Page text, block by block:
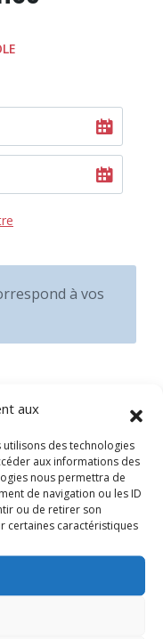
aux
des technologies
aux informations des
nous permettra de
de navigation ou les ID
ou de retirer son
certaines caractéristiques
à vos